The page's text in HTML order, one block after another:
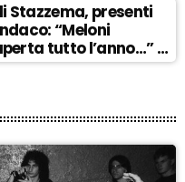
Stazzema, presenti
“Meloni
tutto l’anno…” –